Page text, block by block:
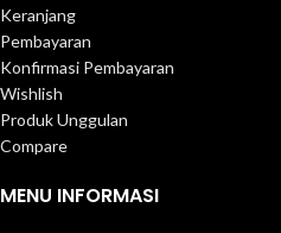
Keranjang
Pembayaran
Konfirmasi Pembayaran
Wishlish
Produk Unggulan
Compare
MENU INFORMASI